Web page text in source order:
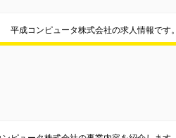
平成コンピュータ株式会社の求人情報です。